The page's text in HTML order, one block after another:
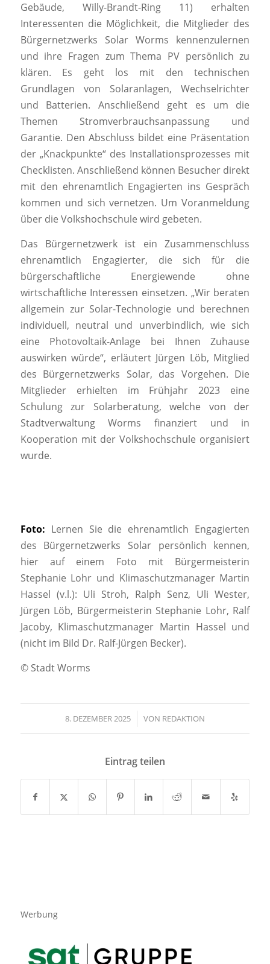
Gebäude, Willy-Brandt-Ring 11) erhalten
Interessenten die Möglichkeit, die Mitglieder des
Bürgernetzwerks Solar Worms kennenzulernen
und ihre Fragen zum Thema PV persönlich zu
klären. Es geht los mit den technischen
Grundlagen von Solaranlagen, Wechselrichter
und Batterien. Anschließend geht es um die
Themen Stromverbrauchsanpassung und
Garantie. Den Abschluss bildet eine Präsentation
der „Knackpunkte“ des Installationsprozesses mit
Checklisten. Anschließend können Besucher direkt
mit den ehrenamtlich Engagierten ins Gespräch
kommen und sich vernetzen. Um Voranmeldung
über die Volkshochschule wird gebeten.
Das Bürgernetzwerk ist ein Zusammenschluss
ehrenamtlich Engagierter, die sich für die
bürgerschaftliche Energiewende ohne
wirtschaftliche Interessen einsetzen. „Wir beraten
allgemein zur Solar-Technologie und berechnen
individuell, neutral und unverbindlich, wie sich
eine Photovoltaik-Anlage bei Ihnen Zuhause
auswirken würde“, erläutert Jürgen Löb, Mitglied
des Bürgernetzwerks Solar, das Vorgehen. Die
Mitglieder erhielten im Frühjahr 2023 eine
Schulung zur Solarberatung, welche von der
Stadtverwaltung Worms finanziert und in
Kooperation mit der Volkshochschule organisiert
wurde.
Foto: Lernen Sie die ehrenamtlich Engagierten
des Bürgernetzwerks Solar persönlich kennen,
hier auf einem Foto mit Bürgermeisterin
Stephanie Lohr und Klimaschutzmanager Martin
Hassel (v.l.): Uli Stroh, Ralph Senz, Uli Wester,
Jürgen Löb, Bürgermeisterin Stephanie Lohr, Ralf
Jacoby, Klimaschutzmanager Martin Hassel und
(nicht im Bild Dr. Ralf-Jürgen Becker).
© Stadt Worms
8. DEZEMBER 2025
/ VON REDAKTION
Eintrag teilen
Werbung